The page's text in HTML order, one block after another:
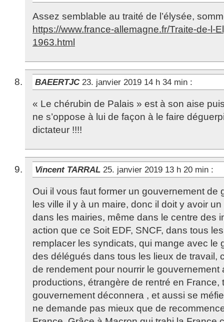
Assez semblable au traité de l’élysée,
https://www.france-allemagne.fr/Traite-de-l-
1963.html
BAEERTJC 23. janvier 2019 14 h 34 min :
« Le chérubin de Palais » est à son aise
ne s’oppose à lui de façon à le faire
dictateur !!!!
Vincent TARRAL 25. janvier 2019 13 h 20 min :
Oui il vous faut former un gouvernement de
les ville il y à un maire, donc il doit y avoir
dans les mairies, même dans le centre des
action que ce Soit EDF, SNCF, dans tous
remplacer les syndicats, qui mange avec le
des délégués dans tous les lieux de travail,
de rendement pour nourrir le gouvernement
productions, étrangère de rentré en France,
gouvernement déconnera , et aussi se
ne demande pas mieux que de